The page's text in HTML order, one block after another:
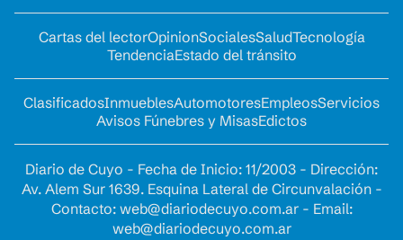
Cartas del lectorOpinionSocialesSaludTecnología
TendenciaEstado del tránsito
ClasificadosInmueblesAutomotoresEmpleosServicios
Avisos Fúnebres y MisasEdictos
Diario de Cuyo - Fecha de Inicio: 11/2003 - Dirección:
Av. Alem Sur 1639. Esquina Lateral de Circunvalación -
Contacto: web@diariodecuyo.com.ar- Email:
web@diariodecuyo.com.ar